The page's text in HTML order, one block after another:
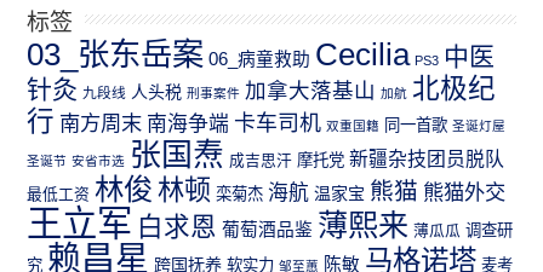
标签
03_张东岳案 06_病童救助 Cecilia PS3 中医
针灸 九段线 人头税 刑事案件 加拿大落基山 加航 北极纪
行 南方周末 南海争端 卡车司机 双重国籍 同一首歌 圣诞灯屋
圣诞节 安省市选 张国焘 成吉思汗 摩托党 新疆杂技团员脱队
最低工资 林俊 林顿 栾菊杰 海航 温家宝 熊猫 熊猫外交
王立军 白求恩 葡萄酒品鉴 薄熙来 薄瓜瓜 调查研
究 赖昌星 跨国抚养 软实力 邹至蕙 陈敏 马格诺塔 麦考